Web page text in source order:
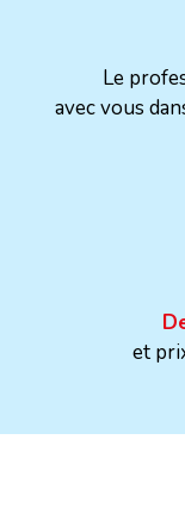
Le
avec vous
et